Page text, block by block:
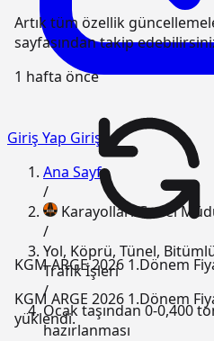
Artık tüm özellik
sayfasından takip
1 hafta önce
KGM ARGE 2026 1.Dönem
KGM ARGE 2026 1.Dönem
yüklendi.
Giriş Yap Giriş
Ana Sayfa
/
Karayolları Genel
/
Yol, Köprü, Tünel,
Trafik İşleri
/
Ocak taşından 0-0,400
hazırlanması